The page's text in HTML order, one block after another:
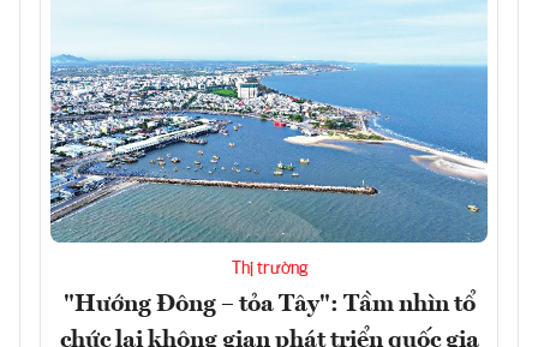
Thị trường
"Hướng Đông – tỏa Tây": Tầm nhìn tổ
chức lại không gian phát triển quốc gia